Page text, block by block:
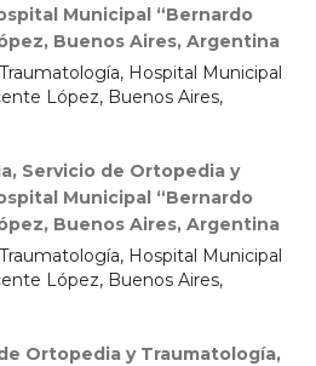
Municipal “Bernardo
Buenos Aires, Argentina
Hospital Municipal
López, Buenos Aires,
Servicio de Ortopedia y
Municipal “Bernardo
Buenos Aires, Argentina
Hospital Municipal
López, Buenos Aires,
Ortopedia y Traumatología,